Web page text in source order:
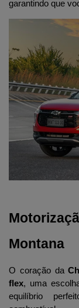
garantindo que
Montana
O coração da
flex, uma
equilíbrio